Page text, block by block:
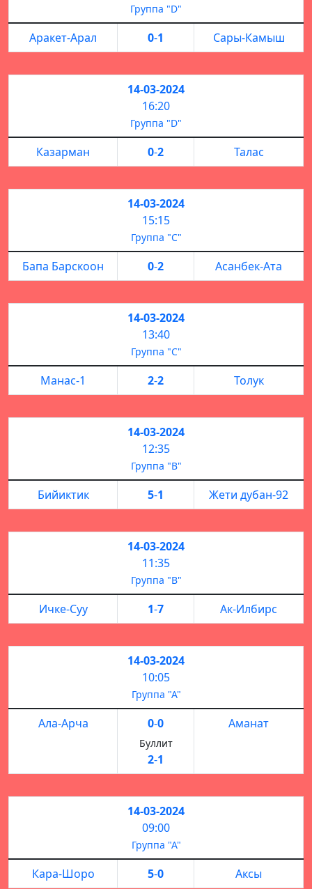
Группа "D"
Аракет-Арал 0-1 Сары-Камыш
14-03-2024
16:20
Группа "D"
Казарман 0-2 Талас
14-03-2024
15:15
Группа "С"
Бапа Барскоон 0-2 Асанбек-Ата
14-03-2024
13:40
Группа "С"
Манас-1 2-2 Толук
14-03-2024
12:35
Группа "B"
Бийиктик 5-1 Жети дубан-92
14-03-2024
11:35
Группа "B"
Ичке-Суу 1-7 Ак-Илбирс
14-03-2024
10:05
Группа "А"
Ала-Арча 0-0
Буллит
2-1
Аманат
14-03-2024
09:00
Группа "А"
Кара-Шоро 5-0 Аксы